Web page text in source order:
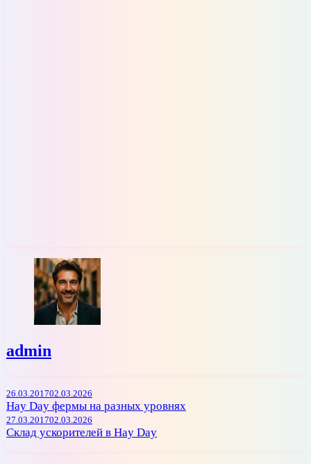
admin
navigation
26.03.201702.03.2026
Hay Day фермы на разных уровнях
27.03.201702.03.2026
Склад ускорителей в Hay Day